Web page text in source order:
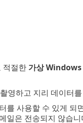
적절한 가상 Windows
영하고 지리 데이터
를 사용할 수 있게 되
일은 전송되지 않습니